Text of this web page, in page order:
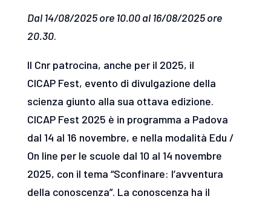
Dal 14/08/2025 ore 10.00 al 16/08/2025 ore
20.30.
Il Cnr patrocina, anche per il 2025, il
CICAP Fest, evento di divulgazione della
scienza giunto alla sua ottava edizione.
CICAP Fest 2025 è in programma a Padova
dal 14 al 16 novembre, e nella modalità Edu /
On line per le scuole dal 10 al 14 novembre
2025, con il tema “Sconfinare: l’avventura
della conoscenza”. La conoscenza ha il